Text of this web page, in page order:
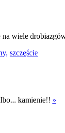
na wiele
szczęście
kamienie!! »